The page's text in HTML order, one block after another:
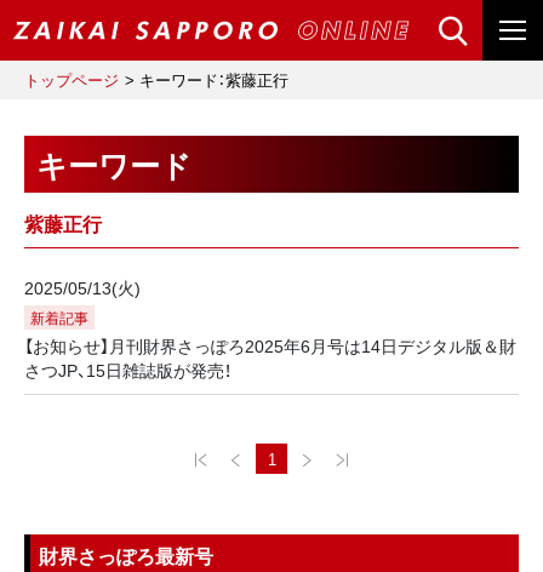
トップページ キーワード：紫藤正行
キーワード
紫藤正行
2025/05/13(火)
新着記事
【お知らせ】月刊財界さっぽろ2025年6月号は14日デジタル版＆財
さつJP、15日雑誌版が発売！
1
財界さっぽろ最新号